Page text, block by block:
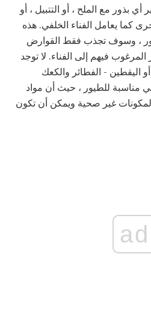
أي بذور مع الملح ، أو التتبيل ، أو
كما يعامل الفناء الخلفي. هذه
، وسوف تجذب فقط القوارض
فيهم إلى الفناء. لا توجد
اليقطين - الفطائر والكعك
مناسبة للطيور ، حيث أن مواد
المكونات غير صحية ويمكن أن تكون
ad